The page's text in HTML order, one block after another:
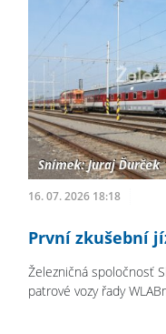
16. 07. 2026 18:18
První zkušební
Železničná spoločnosť
patrové vozy řady